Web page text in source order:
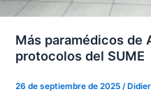
Más paramédicos de
protocolos del SUME
26 de septiembre de 2025 /